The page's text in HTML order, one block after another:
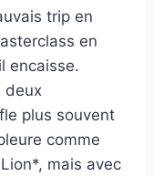
trip en
en
encaisse.
deux
plus souvent
comme
mais avec